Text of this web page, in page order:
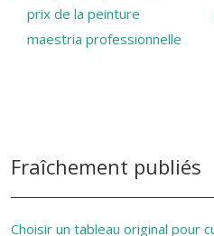
prix de la peinture
maestria professionnelle
Fraîchement publiés
Choisir un tableau original pour